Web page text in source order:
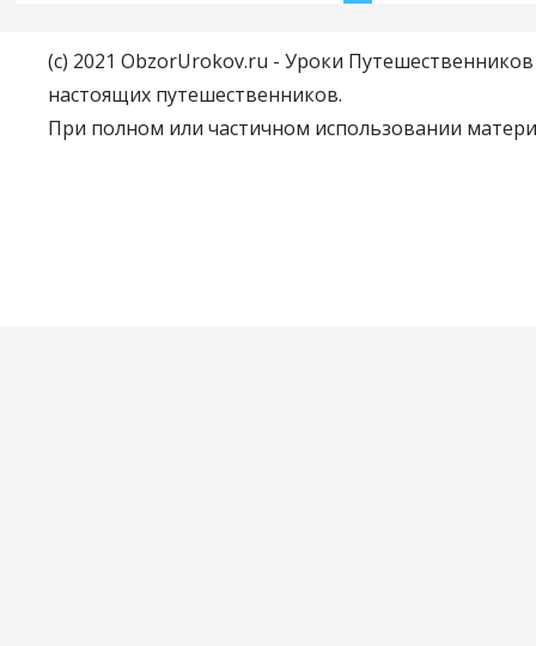
(c) 2021 ObzorUrokov.ru - Уроки
настоящих путешественников.
При полном или частичном использовании